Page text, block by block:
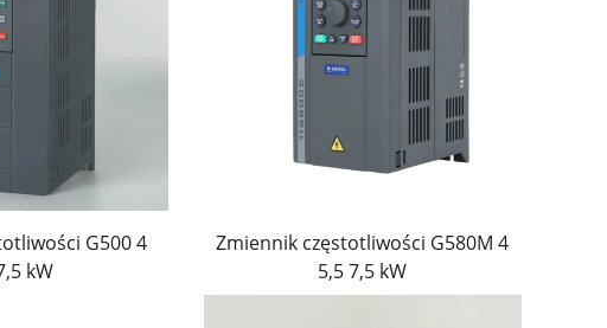
w tym Modbus-RTU, CANopen, Profibus
SCADA i platformami automatyki. Operatorzy mogą
przejrzystość i kontrolę. Napędy są wyposażone
zwarciami i przegrzaniem, zapewniając
i intuicyjne menu parametrów. Upraszcza to
G500 4
kW
Zmiennik częstotliwości G580M 4
5,5 7,5 kW